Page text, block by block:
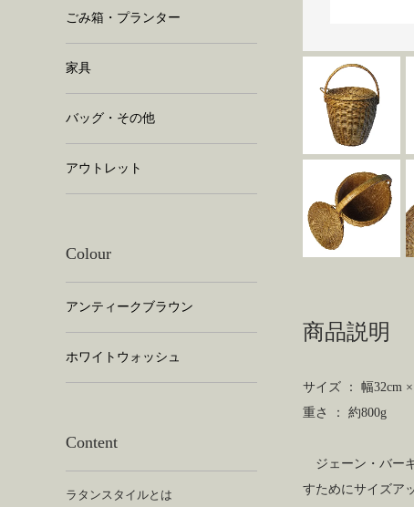
商品説明
サイズ ： 幅32cm ×
重さ ： 約800g
ジェーン・バー
すためにサイズア
ごみ箱・プランター
家具
バッグ・その他
アウトレット
Colour
アンティークブラウン
ホワイトウォッシュ
Content
ラタンスタイルとは